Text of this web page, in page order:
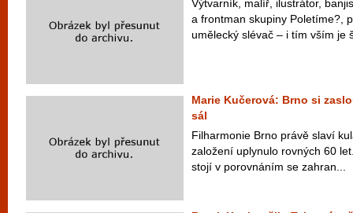
Výtvarník, malíř, ilustrátor,
a frontman skupiny Poletíme?,
umělecký slévač – i tím vším je
Marie Kučerová: Brno si
sál
Filharmonie Brno právě slaví
založení uplynulo rovných 60
stojí v porovnáním se zahran...